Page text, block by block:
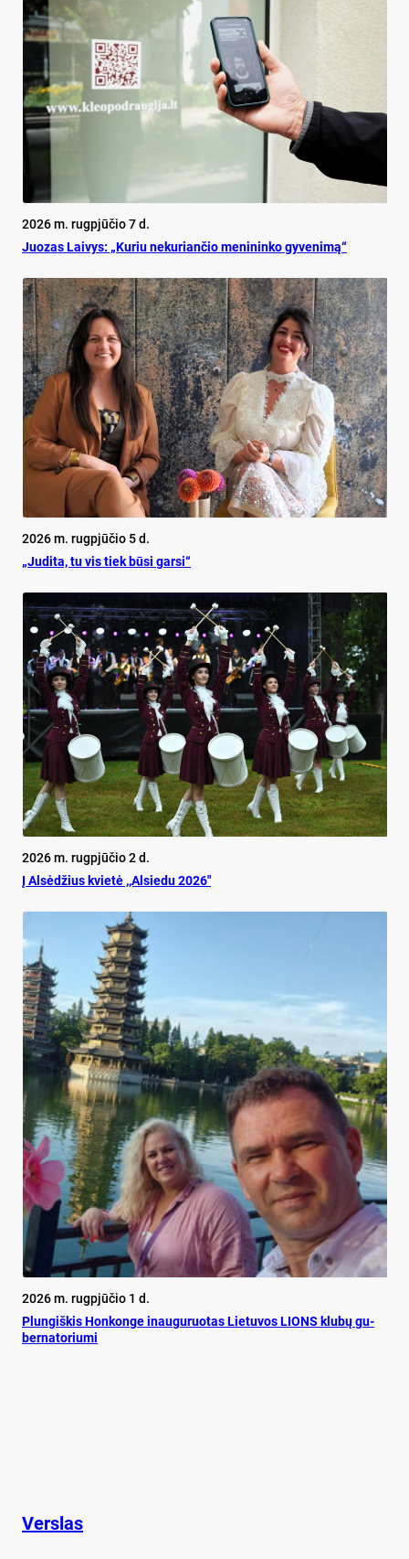
2026 m. rugpjūčio 7 d.
Juo­zas Lai­vys: „Ku­riu ne­ku­rian­čio me­ni­nin­ko gy­ve­ni­mą“
2026 m. rugpjūčio 5 d.
„Judita, tu vis tiek būsi garsi“
2026 m. rugpjūčio 2 d.
Į Alsėdžius kvietė ,,Alsiedu 2026″
2026 m. rugpjūčio 1 d.
Plun­giš­kis Hon­kon­ge inau­gu­ruo­tas Lie­tu­vos LIONS klu­bų gu­
ber­na­to­riu­mi
Verslas